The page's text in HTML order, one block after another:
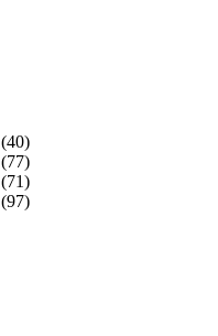
(40)
(77)
(71)
(97)